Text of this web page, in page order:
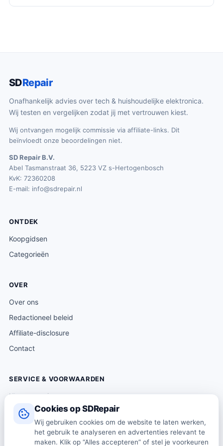
Cookies op SDRepair
Wij gebruiken cookies om de website te laten werken,
het gebruik te analyseren en advertenties relevant te
maken. Klik op “Alles accepteren” of stel je voorkeuren
SDRepair
Onafhankelijk advies over tech & huishoudelijke elektronica.
Wij testen en vergelijken zodat jij met vertrouwen kiest.
Wij ontvangen mogelijk commissie via affiliate-links. Dit
beïnvloedt onze beoordelingen niet.
SD Repair B.V.
Abel Tasmanstraat 36, 5223 VZ s-Hertogenbosch
KvK: 72360208
E-mail: info@sdrepair.nl
ONTDEK
Koopgidsen
Categorieën
OVER
Over ons
Redactioneel beleid
Affiliate-disclosure
Contact
SERVICE & VOORWAARDEN
Klantenservice
Verzending & levering
Retourneren
Algemene voorwaarden